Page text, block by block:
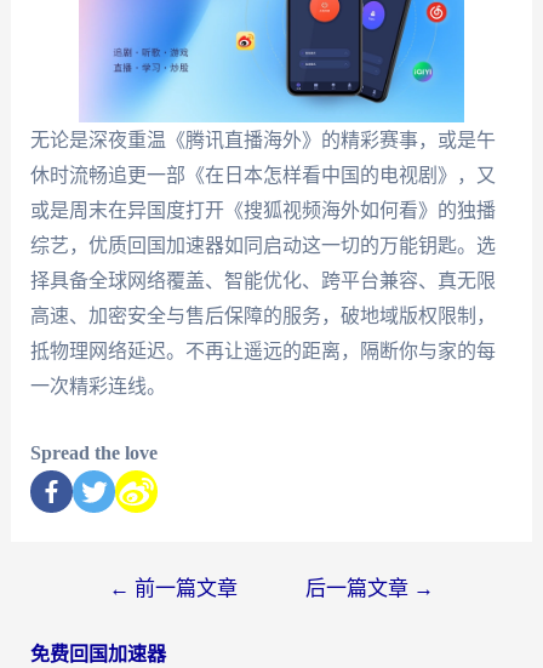
无论是深夜重温《腾讯直播海外》的精彩赛事，或是午
休时流畅追更一部《在日本怎样看中国的电视剧》，又
或是周末在异国度打开《搜狐视频海外如何看》的独播
综艺，优质回国加速器如同启动这一切的万能钥匙。选
择具备全球网络覆盖、智能优化、跨平台兼容、真无限
高速、加密安全与售后保障的服务，破地域版权限制，
抵物理网络延迟。不再让遥远的距离，隔断你与家的每
一次精彩连线。
Spread the love
← 前一篇文章 后一篇文章 →
免费回国加速器